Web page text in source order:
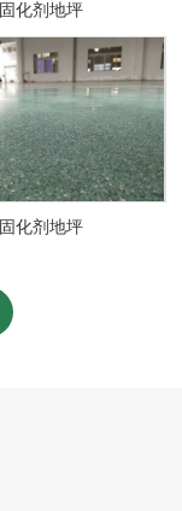
固化剂地坪
固化剂地坪